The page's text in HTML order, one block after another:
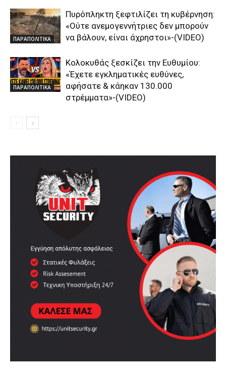
ΠΑΡΑΠΟΛΙΤΙΚΑ
Πυρόπληκτη ξεφτιλίζει τη κυβέρνηση:
«Ούτε ανεμογεννήτριες δεν μπορούν
να βάλουν, είναι άχρηστοι»-(VIDEO)
ΠΑΡΑΠΟΛΙΤΙΚΑ
Κολοκυθάς ξεσκίζει την Ευθυμίου:
«Έχετε εγκληματικές ευθύνες,
αφήσατε & κάηκαν 130.000
στρέμματα»-(VIDEO)